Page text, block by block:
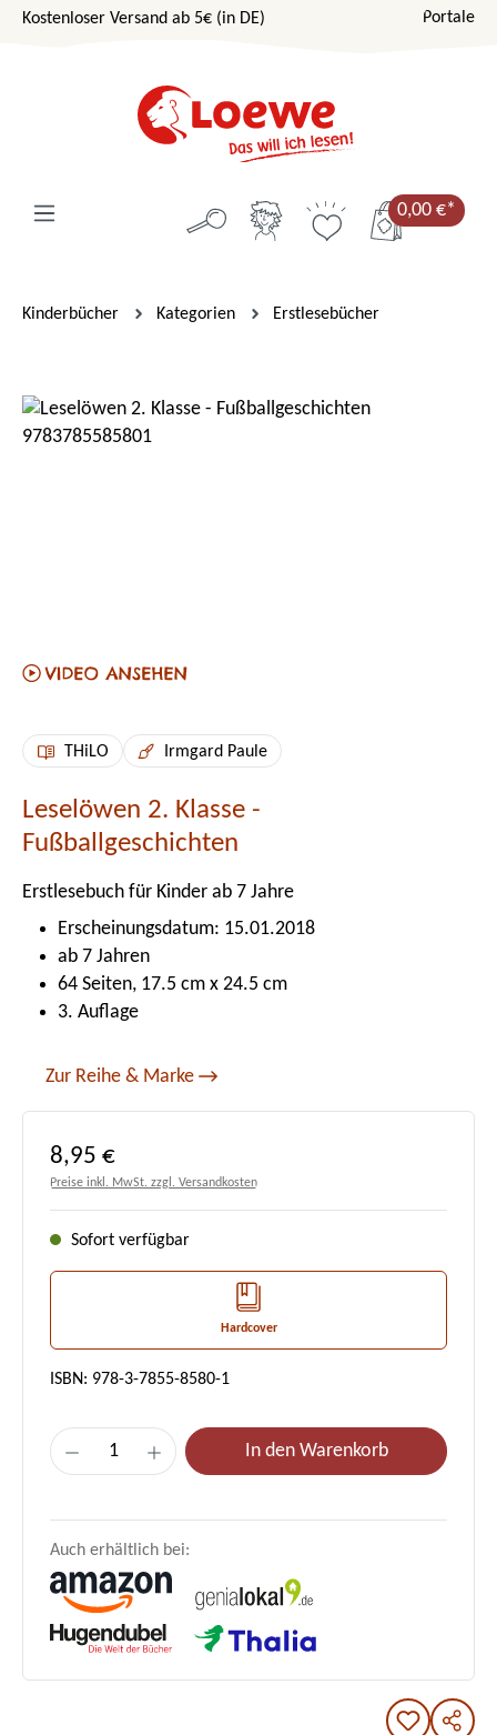
Zum Hauptinhalt springen
Kostenloser Versand ab 5€ (in DE) Portale
0,00 €*
Kinderbücher Kategorien Erstlesebücher
Bildergalerie überspringen
THiLO Irmgard Paule
Leselöwen 2. Klasse -
Fußballgeschichten
Erstlesebuch für Kinder ab 7 Jahre
Erscheinungsdatum: 15.01.2018
ab 7 Jahren
64 Seiten, 17.5 cm x 24.5 cm
3. Auflage
Zur Reihe & Marke
Regulärer Preis:
8,95 €
Preise inkl. MwSt. zzgl. Versandkosten
Sofort verfügbar
Hardcover
ISBN: 978-3-7855-8580-1
Produkt Anzahl: Gib den gewünschten
In den Warenkorb
Auch erhältlich bei: